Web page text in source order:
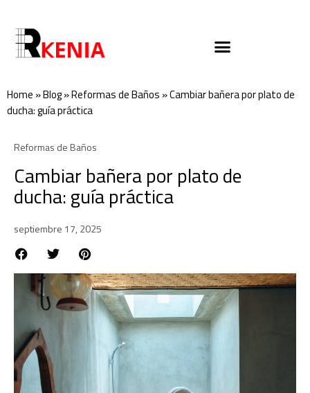
Home »Blog»Reformas de Baños »Cambiar bañera por plato de
ducha: guía práctica
Reformas de Baños
Cambiar bañera por plato de
ducha: guía práctica
septiembre 17, 2025